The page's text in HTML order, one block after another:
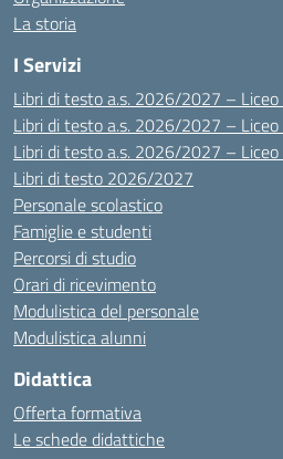
La storia
I Servizi
Libri di testo a.s. 2026/2027 –
Libri di testo a.s. 2026/2027 – Liceo
Libri di testo a.s. 2026/2027 – Liceo
Libri di testo 2026/2027
Personale scolastico
Famiglie e studenti
Percorsi di studio
Orari di ricevimento
Modulistica del personale
Modulistica alunni
Didattica
Offerta formativa
Le schede didattiche